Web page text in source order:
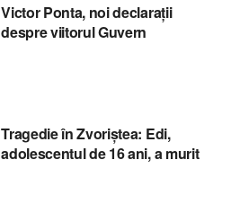
Victor Ponta, noi declarații
despre viitorul Guvern
Tragedie în Zvoriștea: Edi,
adolescentul de 16 ani, a murit